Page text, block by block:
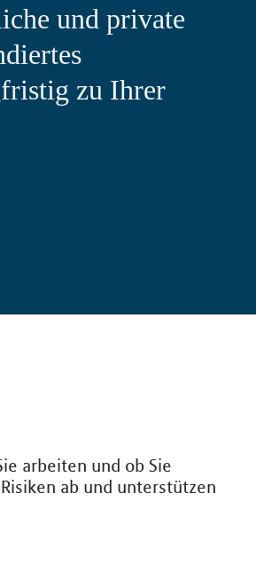
und private
zu Ihrer
arbeiten und ob Sie
ab und unterstützen